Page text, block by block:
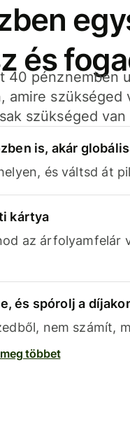
és
40 pénznemben
amire szükséged
szükséged van
is, akár
és váltsd át
kártya
az árfolyamfelár
és spórolj a
nem számít,
többet